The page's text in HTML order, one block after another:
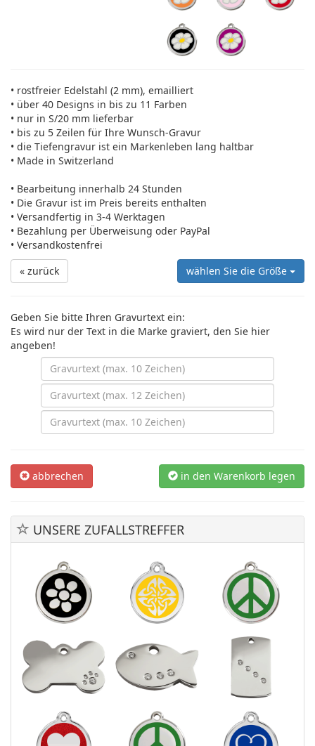
• rostfreier Edelstahl (2 mm), emailliert
• über 40 Designs in bis zu 11 Farben
• nur in S/20 mm lieferbar
• bis zu 5 Zeilen für Ihre Wunsch-Gravur
• die Tiefengravur ist ein Markenleben lang haltbar
• Made in Switzerland
• Bearbeitung innerhalb 24 Stunden
• Die Gravur ist im Preis bereits enthalten
• Versandfertig in 3-4 Werktagen
• Bezahlung per Überweisung oder PayPal
• Versandkostenfrei
« zurück
wählen Sie die Größe
Geben Sie bitte Ihren Gravurtext ein:
Es wird nur der Text in die Marke graviert, den Sie hier
angeben!
abbrechen in den Warenkorb legen
UNSERE ZUFALLSTREFFER